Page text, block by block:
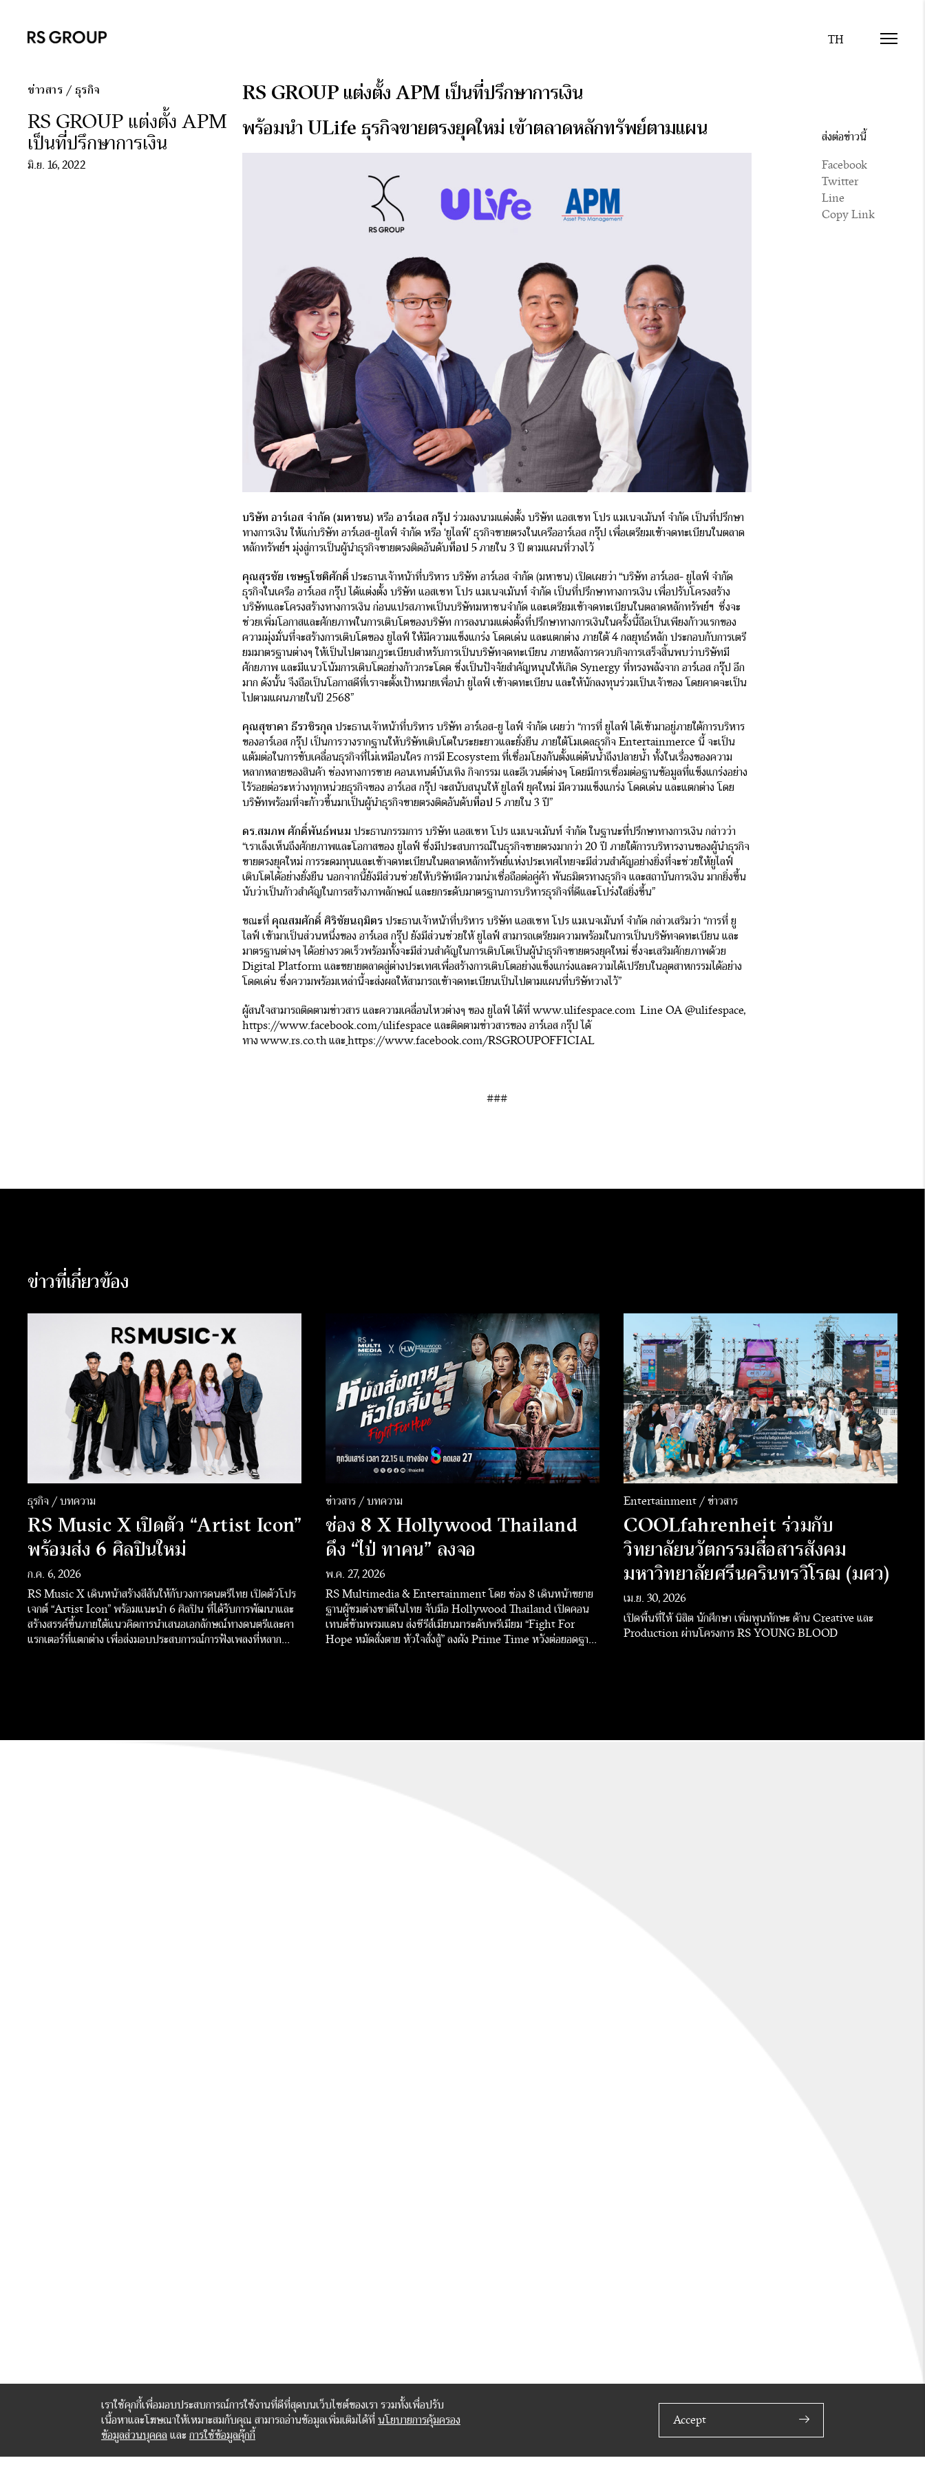
เราใช้คุกกี้เพื่อมอบประสบการณ์การใช้งานที่ดีที่สุดบนเว็บไซต์ของเรา รวมทั้งเพื่อปรับ
เนื้อหาและโฆษณาให้เหมาะสมกับคุณ สามารถอ่านข้อมูลเพิ่มเติมได้ที่ นโยบายการคุ้มครอง
ข้อมูลส่วนบุคคล และ การใช้ข้อมูลคุ๊กกี้
Accept
ข่าวสาร / ธุรกิจ
RS GROUP แต่งตั้ง APM
เป็นที่ปรึกษาการเงิน
มิ.ย. 16, 2022
ส่งต่อข่าวนี้
Facebook
Twitter
Line
Copy Link
RS GROUP แต่งตั้ง APM เป็นที่ปรึกษาการเงิน
พร้อมนำ ULife ธุรกิจขายตรงยุคใหม่ เข้าตลาดหลักทรัพย์ตามแผน
บริษัท อาร์เอส จำกัด (มหาชน) หรือ อาร์เอส กรุ๊ป ร่วมลงนามแต่งตั้ง บริษัท แอสเซท โปร แมเนจเม้นท์ จำกัด เป็นที่ปรึกษา
ทางการเงิน ให้แก่บริษัท อาร์เอส-ยูไลฟ์ จำกัด หรือ ‘ยูไลฟ์’ ธุรกิจขายตรงในเครืออาร์เอส กรุ๊ป เพื่อเตรียมเข้าจดทะเบียนในตลาด
หลักทรัพย์ฯ มุ่งสู่การเป็นผู้นำธุรกิจขายตรงติดอันดับท็อป 5ภายใน 3 ปี ตามแผนที่วางไว้
คุณสุรชัย เชษฐโชติศักดิ์ ประธานเจ้าหน้าที่บริหาร บริษัท อาร์เอส จำกัด (มหาชน) เปิดเผยว่า “บริษัท อาร์เอส- ยูไลฟ์ จำกัด
ธุรกิจในเครือ อาร์เอส กรุ๊ป ได้แต่งตั้ง บริษัท แอสเซท โปร แมเนจเม้นท์ จำกัด เป็นที่ปรึกษาทางการเงิน เพื่อปรับโครงสร้าง
บริษัทและโครงสร้างทางการเงิน ก่อนแปรสภาพเป็นบริษัทมหาชนจำกัด และเตรียมเข้าจดทะเบียนในตลาดหลักทรัพย์ฯ ซึ่งจะ
ช่วยเพิ่มโอกาสและศักยภาพในการเติบโตของบริษัท การลงนามแต่งตั้งที่ปรึกษาทางการเงินในครั้งนี้ถือเป็นเพียงก้าวแรกของ
ความมุ่งมั่นที่จะสร้างการเติบโตของ ยูไลฟ์ ให้มีความแข็งแกร่ง โดดเด่น และแตกต่าง ภายใต้ 4 กลยุทธ์หลัก ประกอบกับการเตรี
ยมมาตรฐานต่างๆ ให้เป็นไปตามกฎระเบียบสำหรับการเป็นบริษัทจดทะเบียน ภายหลังการควบกิจการเสร็จสิ้นพบว่าบริษัทมี
ศักยภาพ และมีแนวโน้มการเติบโตอย่างก้าวกระโดด ซึ่งเป็นปัจจัยสำคัญหนุนให้เกิด Synergy ที่ทรงพลังจาก อาร์เอส กรุ๊ป อีก
มาก ดังนั้น จึงถือเป็นโอกาสดีที่เราจะตั้งเป้าหมายเพื่อนำ ยูไลฟ์ เข้าจดทะเบียน และให้นักลงทุนร่วมเป็นเจ้าของ โดยคาดจะเป็น
ไปตามแผนภายในปี 2568”
คุณสุชาดา ธีรวชิรกุล ประธานเจ้าหน้าที่บริหาร บริษัท อาร์เอส-ยู ไลฟ์ จำกัด เผยว่า “การที่ ยูไลฟ์ ได้เข้ามาอยู่ภายใต้การบริหาร
ของอาร์เอส กรุ๊ป เป็นการวางรากฐานให้บริษัทเติบโตในระยะยาวและยั่งยืน ภายใต้โมเดลธุรกิจ Entertainmerce นี้ จะเป็น
แต้มต่อในการขับเคลื่อนธุรกิจที่ไม่เหมือนใคร การมี Ecosystem ที่เชื่อมโยงกันตั้งแต่ต้นน้ำถึงปลายน้ำ ทั้งในเรื่องของความ
หลากหลายของสินค้า ช่องทางการขาย คอนเทนต์บันเทิง กิจกรรม และอีเวนต์ต่างๆ โดยมีการเชื่อมต่อฐานข้อมูลที่แข็งแกร่งอย่าง
ไร้รอยต่อระหว่างทุกหน่วยธุรกิจของ อาร์เอส กรุ๊ป จะสนับสนุนให้ ยูไลฟ์ ยุคใหม่ มีความแข็งแกร่ง โดดเด่น และแตกต่าง โดย
บริษัทพร้อมที่จะก้าวขึ้นมาเป็นผู้นำธุรกิจขายตรงติดอันดับท็อป 5 ภายใน 3 ปี”
ดร.สมภพ ศักดิ์พันธ์พนม ประธานกรรมการ บริษัท แอสเซท โปร แมเนจเม้นท์ จำกัด ในฐานะที่ปรึกษาทางการเงิน กล่าวว่า
“เราเล็งเห็นถึงศักยภาพและโอกาสของ ยูไลฟ์ ซึ่งมีประสบการณ์ในธุรกิจขายตรงมากว่า 20 ปี ภายใต้การบริหารงานของผู้นำธุรกิจ
ขายตรงยุคใหม่ การระดมทุนและเข้าจดทะเบียนในตลาดหลักทรัพย์แห่งประเทศไทยจะมีส่วนสำคัญอย่างยิ่งที่จะช่วยให้ยูไลฟ์
เติบโตได้อย่างยั่งยืน นอกจากนี้ยังมีส่วนช่วยให้บริษัทมีความน่าเชื่อถือต่อคู่ค้า พันธมิตรทางธุรกิจ และสถาบันการเงิน มากยิ่งขึ้น
นับว่าเป็นก้าวสำคัญในการสร้างภาพลักษณ์ และยกระดับมาตรฐานการบริหารธุรกิจที่ดีและโปร่งใสยิ่งขึ้น”
ขณะที่ คุณสมศักดิ์ ศิริชัยนฤมิตร ประธานเจ้าหน้าที่บริหาร บริษัท แอสเซท โปร แมเนจเม้นท์ จำกัด กล่าวเสริมว่า “การที่ ยู
ไลฟ์ เข้ามาเป็นส่วนหนึ่งของ อาร์เอส กรุ๊ป ยังมีส่วนช่วยให้ ยูไลฟ์ สามารถเตรียมความพร้อมในการเป็นบริษัทจดทะเบียน และ
มาตรฐานต่างๆ ได้อย่างรวดเร็วพร้อมทั้งจะมีส่วนสำคัญในการเติบโตเป็นผู้นำธุรกิจขายตรงยุคใหม่ ซึ่งจะเสริมศักยภาพด้วย
Digital Platform และขยายตลาดสู่ต่างประเทศเพื่อสร้างการเติบโตอย่างแข็งแกร่งและความได้เปรียบในอุตสาหกรรมได้อย่าง
โดดเด่น ซึ่งความพร้อมเหล่านี้จะส่งผลให้สามารถเข้าจดทะเบียนเป็นไปตามแผนที่บริษัทวางไว้”
ผู้สนใจสามารถติดตามข่าวสาร และความเคลื่อนไหวต่างๆ ของ ยูไลฟ์ ได้ที่ www.ulifespace.com Line OA @ulifespace,
https://www.facebook.com/ulifespace และติดตามข่าวสารของ อาร์เอส กรุ๊ป ได้
ทาง www.rs.co.thและ https://www.facebook.com/RSGROUPOFFICIAL
###
ข่าวที่เกี่ยวข้อง
ธุรกิจ / บทความ
RS Music X เปิดตัว “Artist Icon”
พร้อมส่ง 6 ศิลปินใหม่
ก.ค. 6, 2026
RS Music X เดินหน้าสร้างสีสันให้กับวงการดนตรีไทย เปิดตัวโปร
เจกต์ “Artist Icon” พร้อมแนะนำ 6 ศิลปิน ที่ได้รับการพัฒนาและ
สร้างสรรค์ขึ้นภายใต้แนวคิดการนำเสนอเอกลักษณ์ทางดนตรีและคา
แรกเตอร์ที่แตกต่าง เพื่อส่งมอบประสบการณ์การฟังเพลงที่หลาก
ข่าวสาร / บทความ
ช่อง 8 X Hollywood Thailand
ดึง “ไป่ ทาคน” ลงจอ
พ.ค. 27, 2026
RS Multimedia & Entertainment โดย ช่อง 8 เดินหน้าขยาย
ฐานผู้ชมต่างชาติในไทย จับมือ Hollywood Thailand เปิดคอน
เทนต์ข้ามพรมแดน ส่งซีรีส์เมียนมาระดับพรีเมียม “Fight For
Hope หมัดสั่งตาย หัวใจสั่งสู้” ลงผัง Prime Time หวังต่อยอดฐาน
Entertainment / ข่าวสาร
COOLfahrenheit ร่วมกับ
วิทยาลัยนวัตกรรมสื่อสารสังคม
มหาวิทยาลัยศรีนครินทรวิโรฒ (มศว)
เม.ย. 30, 2026
เปิดพื้นที่ให้ นิสิต นักศึกษา เพิ่มพูนทักษะ ด้าน Creative และ
Production ผ่านโครงการ RS YOUNG BLOOD